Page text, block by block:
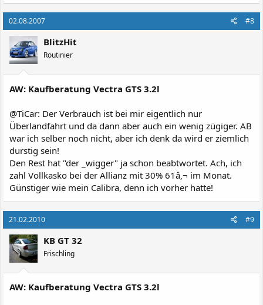
02.08.2007 #8
BlitzHit
Routinier
AW: Kaufberatung Vectra GTS 3.2l
@TiCar: Der Verbrauch ist bei mir eigentlich nur
Überlandfahrt und da dann aber auch ein wenig zügiger. AB
war ich selber noch nicht, aber ich denk da wird er ziemlich
durstig sein!
Den Rest hat "der _wigger" ja schon beabtwortet. Ach, ich
zahl Vollkasko bei der Allianz mit 30% 61â‚¬ im Monat.
Günstiger wie mein Calibra, denn ich vorher hatte!
21.02.2010 #9
KB GT 32
Frischling
AW: Kaufberatung Vectra GTS 3.2l